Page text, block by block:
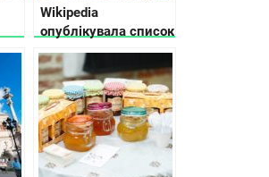
Wikipedia
опублікувала список
найкращих світлин
пам’яток України
2017